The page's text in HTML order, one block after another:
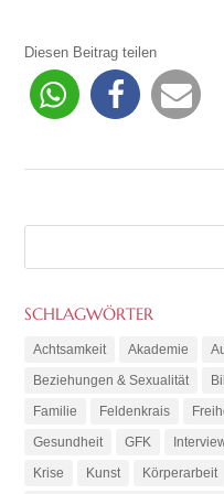
Diesen Beitrag teilen
SCHLAGWÖRTER
Achtsamkeit Akademie
Beziehungen & Sexualität
Familie
Feldenkrais
Gesundheit
GFK
Krise
Kunst Körperarbeit